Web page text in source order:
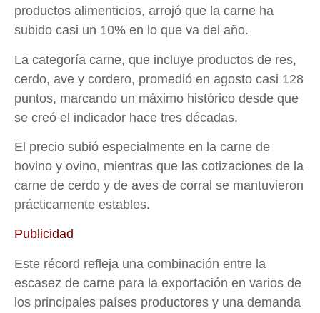
productos alimenticios, arrojó que la carne ha
subido casi un 10% en lo que va del año.
La categoría carne, que incluye productos de res,
cerdo, ave y cordero, promedió en agosto casi 128
puntos, marcando un máximo histórico desde que
se creó el indicador hace tres décadas.
El precio subió especialmente en la carne de
bovino y ovino, mientras que las cotizaciones de la
carne de cerdo y de aves de corral se mantuvieron
prácticamente estables.
Publicidad
Este récord refleja una combinación entre la
escasez de carne para la exportación en varios de
los principales países productores y una demanda